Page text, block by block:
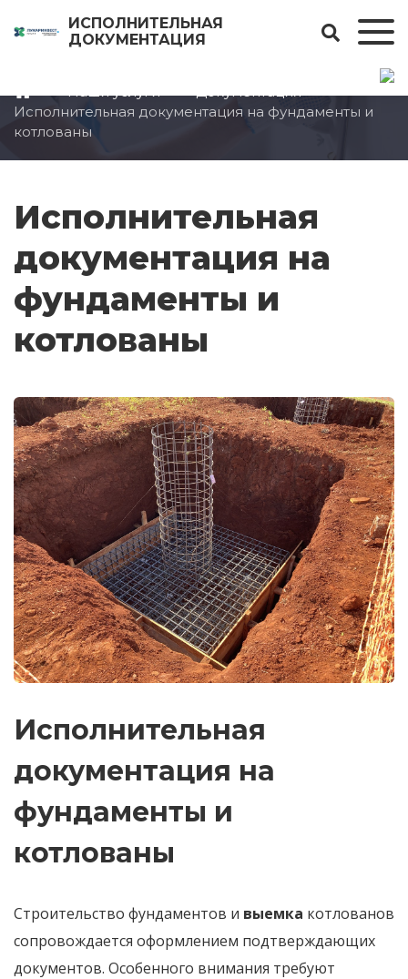
ИСПОЛНИТЕЛЬНАЯ
ДОКУМЕНТАЦИЯ
Наши услуги
Документация
Исполнительная документация на фундаменты и
котлованы
Исполнительная
документация на
фундаменты и
котлованы
Исполнительная
документация на
фундаменты и
котлованы
Строительство фундаментов и выемка котлованов
сопровождается оформлением подтверждающих
документов. Особенного внимания требуют